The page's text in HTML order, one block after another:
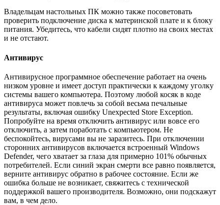
Владельцам настольных ПК можно также посоветовать
проверить подключение диска к материнской плате и к блоку
питания. Убедитесь, что кабели сидят плотно на своих местах
и не отстают.
Антивирус
Антивирусное программное обеспечение работает на очень
низком уровне и имеет доступ практически к каждому уголку
системы вашего компьютера. Поэтому любой косяк в коде
антивируса может повлечь за собой весьма печальные
результаты, включая ошибку Unexpected Store Exception.
Попробуйте на время отключить антивирус или вовсе его
отключить, а затем поработать с компьютером. Не
беспокойтесь, вирусами вы не заразитесь. При отключении
сторонних антивирусов включается встроенный Windows
Defender, чего хватает за глаза для примерно 101% обычных
потребителей. Если синий экран смерти все равно появляется,
верните антивирус обратно в рабочее состояние. Если же
ошибка больше не возникает, свяжитесь с технической
поддержкой вашего производителя. Возможно, они подскажут
вам, в чем дело.